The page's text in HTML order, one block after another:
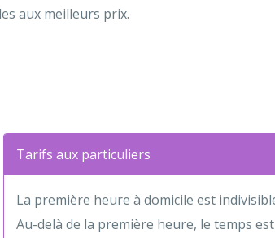
aux meilleurs prix.
Tarifs aux particuliers
La première heure à domicile est
Au-delà de la première heure, le temps est